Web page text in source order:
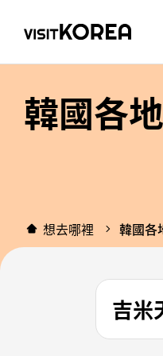
韓國各
想去哪裡 韓國各
吉米